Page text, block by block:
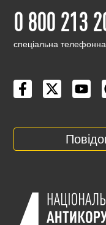
0 800 213
cпеціальна телефонна